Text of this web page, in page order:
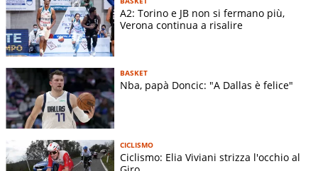
A2: Torino e JB non si fermano più,
Verona continua a risalire
BASKET
Nba, papà Doncic: "A Dallas è felice"
CICLISMO
Ciclismo: Elia Viviani strizza l'occhio al